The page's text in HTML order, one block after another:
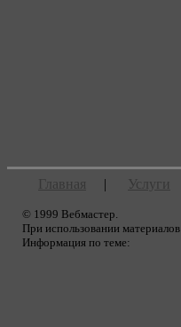
Главная | Услуги
© 1999 Вебмастер.
При использовании
Информация по теме: